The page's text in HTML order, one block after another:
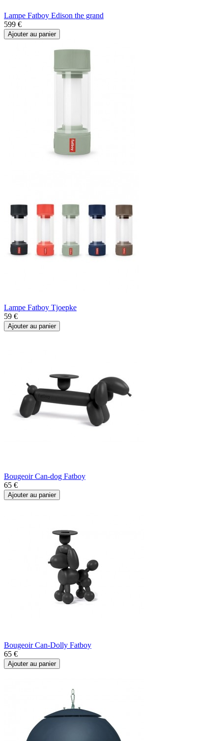
Lampe Fatboy Edison the grand
599 €
Ajouter au panier
Lampe Fatboy Tjoepke
59 €
Ajouter au panier
Bougeoir Can-dog Fatboy
65 €
Ajouter au panier
Bougeoir Can-Dolly Fatboy
65 €
Ajouter au panier